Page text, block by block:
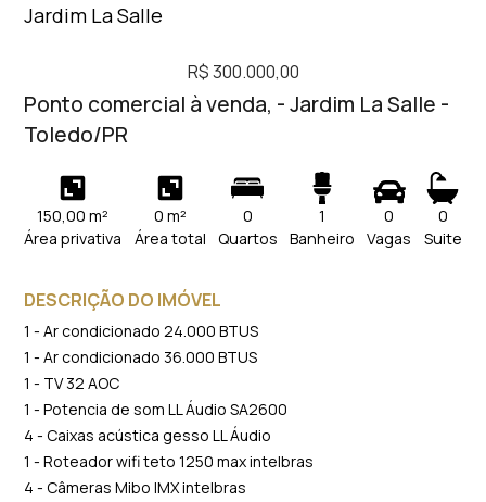
Jardim La Salle
R$ 300.000,00
Ponto comercial à venda, - Jardim La Salle -
Toledo/PR
150,00 m²
Área privativa
0 m²
Área total
0
Quartos
1
Banheiro
0
Vagas
0
Suite
DESCRIÇÃO DO IMÓVEL
1 - Ar condicionado 24.000 BTUS
1 - Ar condicionado 36.000 BTUS
1 - TV 32 AOC
1 - Potencia de som LL Áudio SA2600
4 - Caixas acústica gesso LL Áudio
1 - Roteador wifi teto 1250 max intelbras
4 - Câmeras Mibo IMX intelbras